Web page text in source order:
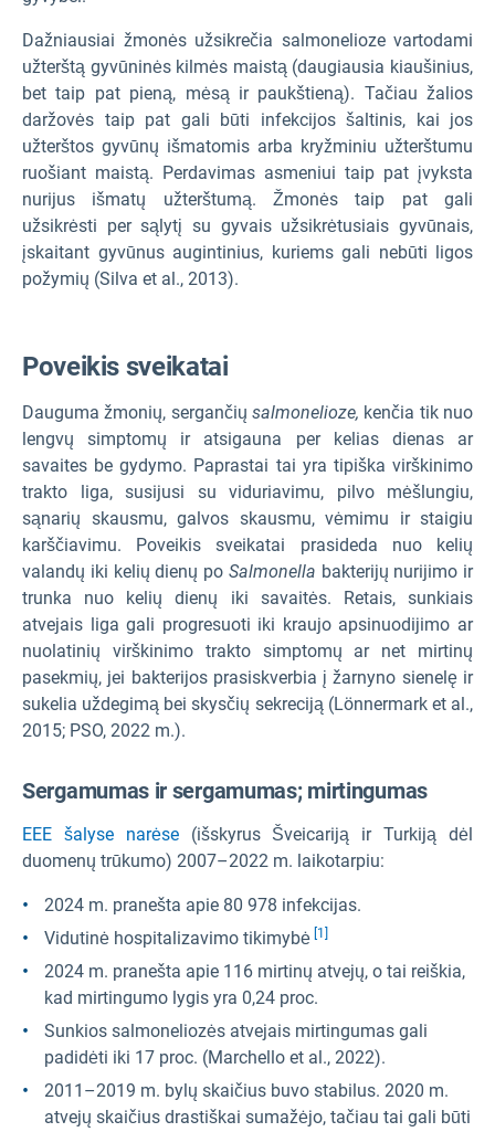
Dažniausiai žmonės užsikrečia salmonelioze vartodami
užterštą gyvūninės kilmės maistą (daugiausia kiaušinius,
bet taip pat pieną, mėsą ir paukštieną). Tačiau žalios
daržovės taip pat gali būti infekcijos šaltinis, kai jos
užterštos gyvūnų išmatomis arba kryžminiu užterštumu
ruošiant maistą. Perdavimas asmeniui taip pat įvyksta
nurijus išmatų užterštumą. Žmonės taip pat gali
užsikrėsti per sąlytį su gyvais užsikrėtusiais gyvūnais,
įskaitant gyvūnus augintinius, kuriems gali nebūti ligos
požymių (Silva et al., 2013).
Poveikis sveikatai
Dauguma žmonių, sergančių salmonelioze, kenčia tik nuo
lengvų simptomų ir atsigauna per kelias dienas ar
savaites be gydymo. Paprastai tai yra tipiška virškinimo
trakto liga, susijusi su viduriavimu, pilvo mėšlungiu,
sąnarių skausmu, galvos skausmu, vėmimu ir staigiu
karščiavimu. Poveikis sveikatai prasideda nuo kelių
valandų iki kelių dienų po Salmonella bakterijų nurijimo ir
trunka nuo kelių dienų iki savaitės. Retais, sunkiais
atvejais liga gali progresuoti iki kraujo apsinuodijimo ar
nuolatinių virškinimo trakto simptomų ar net mirtinų
pasekmių, jei bakterijos prasiskverbia į žarnyno sienelę ir
sukelia uždegimą bei skysčių sekreciją (Lönnermark et al.,
2015; PSO, 2022 m.).
Sergamumas ir sergamumas; mirtingumas
EEE šalyse narėse(išskyrus Šveicariją ir Turkiją dėl
duomenų trūkumo) 2007–2022 m. laikotarpiu:
2024 m. pranešta apie 80 978 infekcijas.
Vidutinė hospitalizavimo tikimybė [1]
2024 m. pranešta apie 116 mirtinų atvejų, o tai reiškia,
kad mirtingumo lygis yra 0,24 proc.
Sunkios salmoneliozės atvejais mirtingumas gali
padidėti iki 17 proc. (Marchello et al., 2022).
2011–2019 m. bylų skaičius buvo stabilus. 2020 m.
atvejų skaičius drastiškai sumažėjo, tačiau tai gali būti